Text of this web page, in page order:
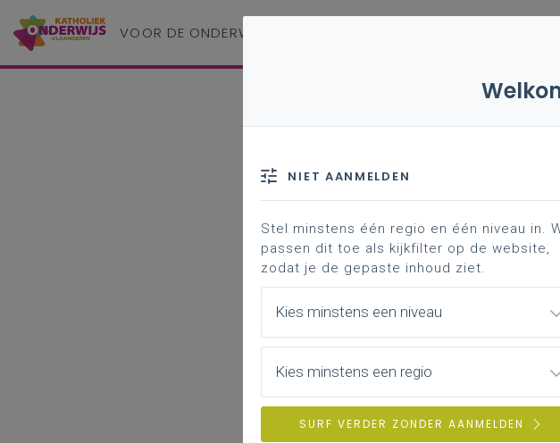
VOOR DE ONDERWIJS
NIET AANMELDEN
Stel minstens één regio en één niveau in.
passen dit toe als kijkfilter op de website,
zodat je de gepaste inhoud ziet.
Kies minstens een niveau
Kies minstens een regio
SURF VERDER ZONDER AANMELDEN